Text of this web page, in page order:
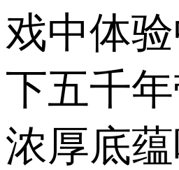
戏中体
下五千
浓厚底蕴